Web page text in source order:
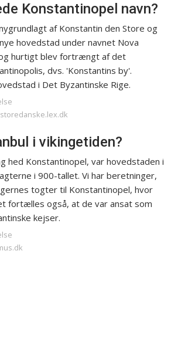
Konstantinopel navn?
af Konstantin den Store og
hovedstad under navnet Nova
hurtigt blev fortrængt af det
dvs. 'Konstantins by'.
i Det Byzantinske Rige.
i vikingetiden?
hed Konstantinopel, var hovedstaden i
i 900-tallet. Vi har beretninger,
togter til Konstantinopel, hvor
fortælles også, at de var ansat som
kejser.